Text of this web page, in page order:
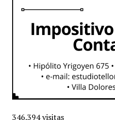
346.394 visitas